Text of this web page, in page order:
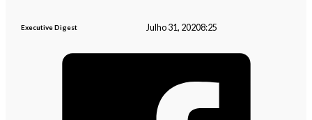
Executive Digest Julho 31, 20208:25